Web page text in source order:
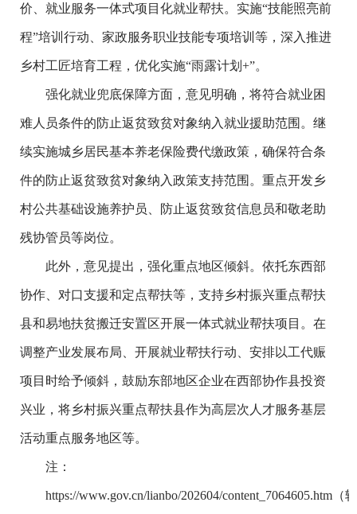
价、就业服务一体式项目化就业帮扶。实施“技能照亮前
程”培训行动、家政服务职业技能专项培训等，深入推进
乡村工匠培育工程，优化实施“雨露计划 +”。
强化就业兜底保障方面，意见明确，将符合就业困
难人员条件的防止返贫致贫对象纳入就业援助范围。继
续实施城乡居民基本养老保险费代缴政策，确保符合条
件的防止返贫致贫对象纳入政策支持范围。重点开发乡
村公共基础设施养护员、防止返贫致贫信息员和敬老助
残协管员等岗位。
此外，意见提出，强化重点地区倾斜。依托东西部
协作、对口支援和定点帮扶等，支持乡村振兴重点帮扶
县和易地扶贫搬迁安置区开展一体式就业帮扶项目。在
调整产业发展布局、开展就业帮扶行动、安排以工代赈
项目时给予倾斜，鼓励东部地区企业在西部协作县投资
兴业，将乡村振兴重点帮扶县作为高层次人才服务基层
活动重点服务地区等。
注：
https://www.gov.cn/lianbo/202604/content_7064605.htm（转